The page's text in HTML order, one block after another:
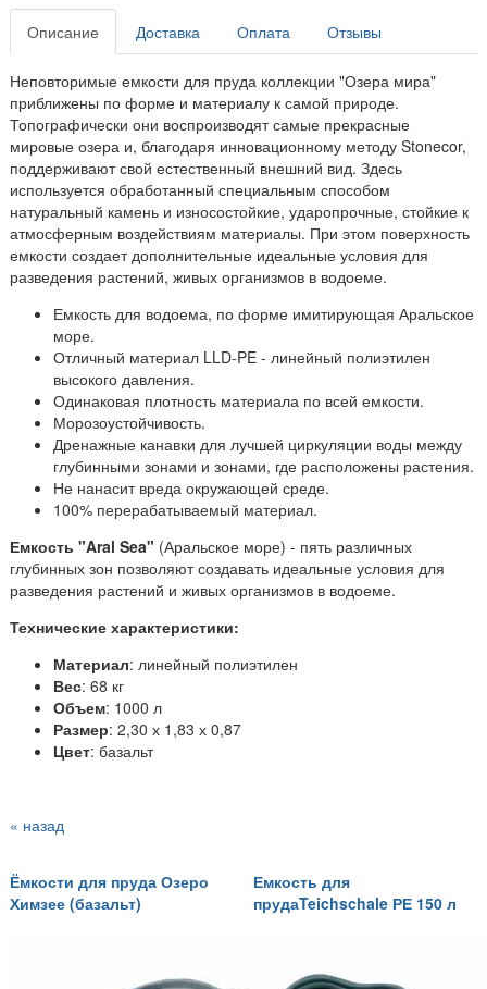
Описание Доставка Оплата Отзывы
Неповторимые емкости для пруда коллекции "Озера мира"
приближены по форме и материалу к самой природе.
Топографически они воспроизводят самые прекрасные
мировые озера и, благодаря инновационному методу Stonecor,
поддерживают свой естественный внешний вид. Здесь
используется обработанный специальным способом
натуральный камень и износостойкие, ударопрочные, стойкие к
атмосферным воздействиям материалы. При этом поверхность
емкости создает дополнительные идеальные условия для
разведения растений, живых организмов в водоеме.
Емкость для водоема, по форме имитирующая Аральское
море.
Отличный материал LLD-PE - линейный полиэтилен
высокого давления.
Одинаковая плотность материала по всей емкости.
Морозоустойчивость.
Дренажные канавки для лучшей циркуляции воды между
глубинными зонами и зонами, где расположены растения.
Не нанасит вреда окружающей среде.
100% перерабатываемый материал.
Емкость "Aral Sea" (Аральское море) - пять различных
глубинных зон позволяют создавать идеальные условия для
разведения растений и живых организмов в водоеме.
Технические характеристики:
Материал: линейный полиэтилен
Вес: 68 кг
Объем: 1000 л
Размер: 2,30 х 1,83 х 0,87
Цвет: базальт
« назад
Ёмкости для пруда Озеро
Химзее (базальт)
Емкость для
прудаTeichschale РЕ 150 л